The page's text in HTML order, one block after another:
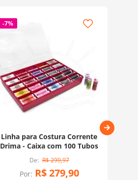
-7%
Linha para Costura Corrente
Drima - Caixa com 100 Tubos
R$299,97
Por: R$279,90